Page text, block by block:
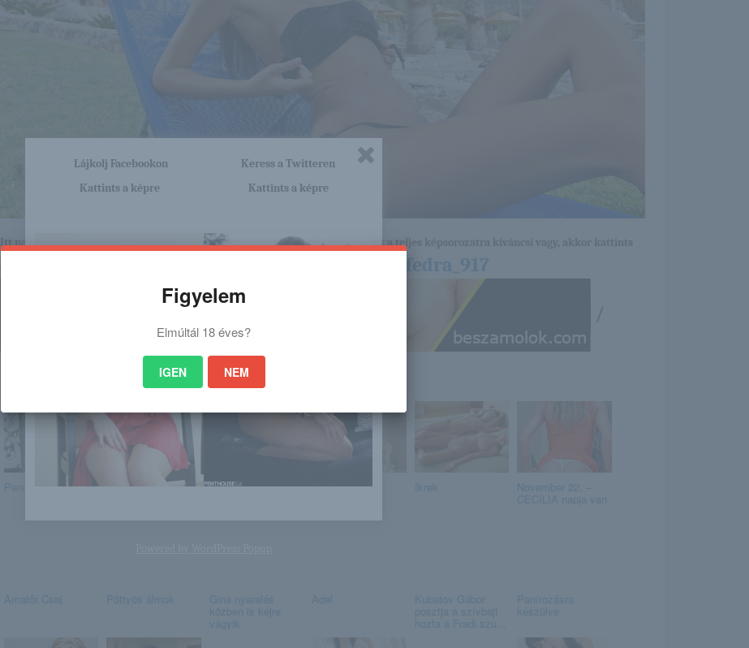
Itt nagyon sok olyan lány van, aki cseppet sem szégyenlős. Ha ennek a lánynak a teljes képsorozatra kíváncsi vagy, akkor kattints
http://maisuna.blog.hu/2015/12/19/fedra_917
Persia Pele Lana Violet Madi Azzra Hughes Ikrek November 22. –
CECÍLIA napja van
Amatőr Csaj Pöttyös álmok Gina nyaralás
közben is kéjre
vágyik
Adel Kubatov Gábor
posztja a szívbajt
hozta a Fradi szu...
Panírozásra
készülve
Lájkolj Facebookon
Kattints a képre
Keress a Twitteren
Kattints a képre
Figyelem
Elmúltál 18 éves?
IGEN NEM